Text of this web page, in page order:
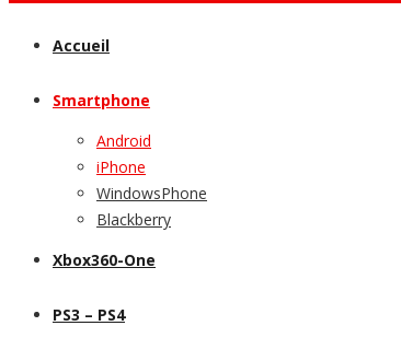
Accueil
Smartphone
Android
iPhone
WindowsPhone
Blackberry
Xbox360-One
PS3 – PS4